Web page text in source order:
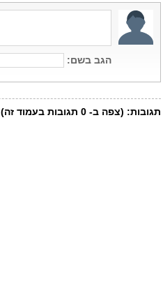
הגב בשם:
תגובות: (צפה ב- 0 תגובות בעמוד זה)